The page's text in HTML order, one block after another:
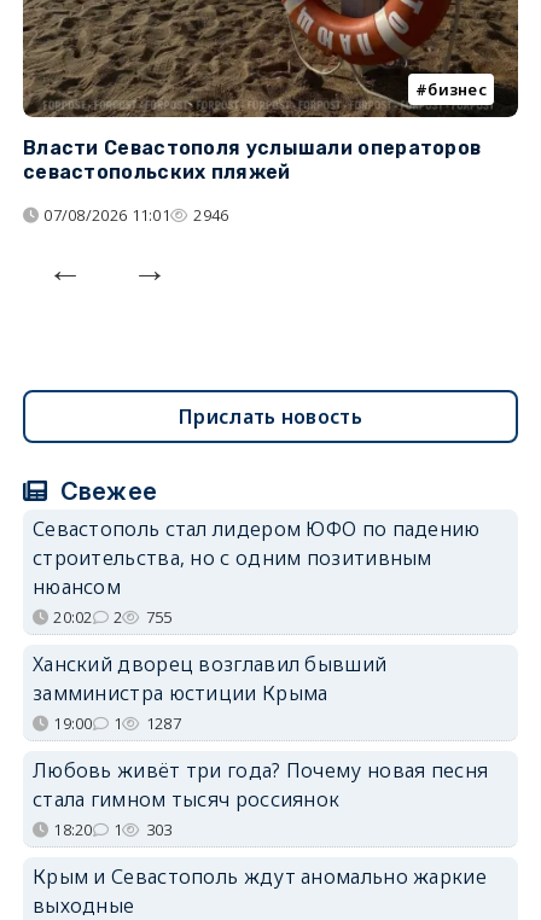
бизнес
Власти Севастополя услышали операторов
севастопольских пляжей
07/08/2026 11:01 2946
Прислать новость
Свежее
Севастополь стал лидером ЮФО по падению
строительства, но с одним позитивным
нюансом
20:02 2 755
Ханский дворец возглавил бывший
замминистра юстиции Крыма
19:00 1 1287
Любовь живёт три года? Почему новая песня
стала гимном тысяч россиянок
18:20 1 303
Крым и Севастополь ждут аномально жаркие
выходные